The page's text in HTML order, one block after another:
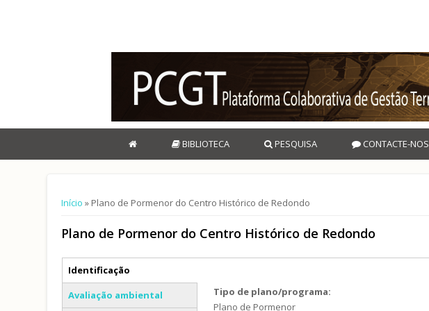
BIBLIOTECA PESQUISA CONTACTE-NOS
Está aqui
Início » Plano de Pormenor do Centro Histórico de Redondo
Plano de Pormenor do Centro Histórico de Redondo
Separadores verticais
Identificação
(separador ativo)
Avaliação ambiental
Tipo de plano/programa:
Plano de Pormenor